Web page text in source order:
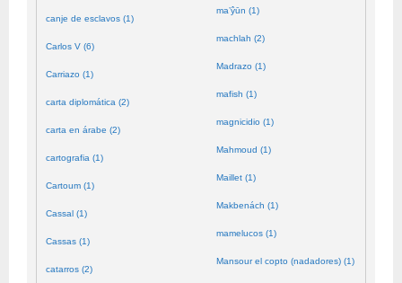
canje de esclavos (1)
Carlos V (6)
Carriazo (1)
carta diplomática (2)
carta en árabe (2)
cartografia (1)
Cartoum (1)
Cassal (1)
Cassas (1)
catarros (2)
ma’ŷūn (1)
machlah (2)
Madrazo (1)
mafish (1)
magnicidio (1)
Mahmoud (1)
Maillet (1)
Makbenách (1)
mamelucos (1)
Mansour el copto (nadadores) (1)